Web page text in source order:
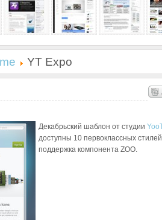
YT Expo
Декабрьский шаблон от студии
доступны 10 первоклассных
поддержка компонента ZOO.